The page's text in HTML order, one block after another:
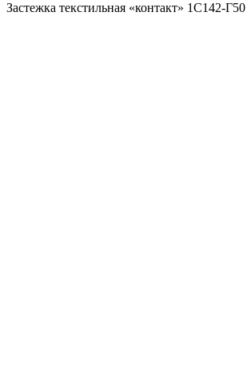
Застежка текстильная «контакт» 1С142-